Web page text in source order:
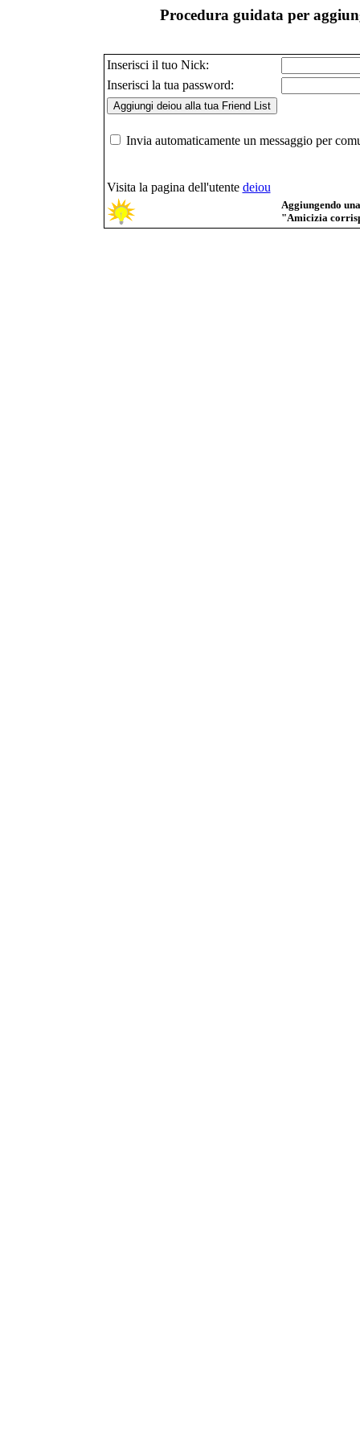
Procedura guidata per
Inserisci il tuo Nick:
Inserisci la tua password:
Invia automaticamente un messaggio per
Visita la pagina dell'utente deiou
Aggiungendo
"Amicizia